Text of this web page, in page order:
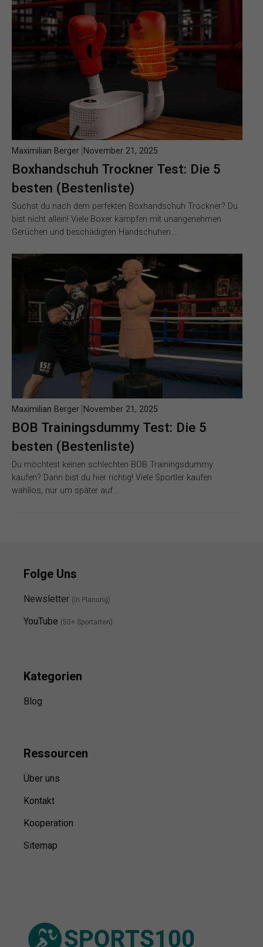
Boxhandschuh Trockner Test: Die 5
besten (Bestenliste)
Maximilian Berger November 21, 2025
Suchst du nach dem perfekten Boxhandschuh Trockner? Du
bist nicht allein! Viele Boxer kämpfen mit unangenehmen
Gerüchen und beschädigten Handschuhen….
BOB Trainingsdummy Test: Die 5
besten (Bestenliste)
Maximilian Berger November 21, 2025
Du möchtest keinen schlechten BOB Trainingsdummy
kaufen? Dann bist du hier richtig! Viele Sportler kaufen
wahllos, nur um später auf…
Folge Uns
Newsletter (in Planung)
YouTube (50+ Sportarten)
Kategorien
Blog
Ressourcen
Über uns
Kontakt
Kooperation
Sitemap